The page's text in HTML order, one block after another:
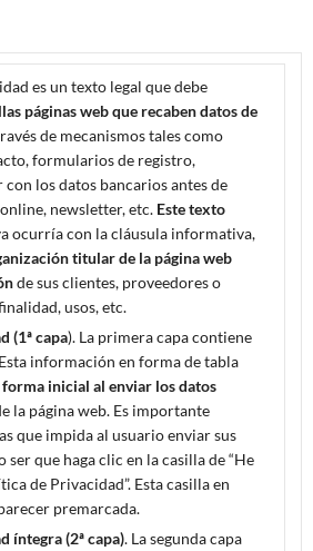
es un texto legal que debe
páginas web que recaben datos de
de mecanismos tales como
formularios de registro,
los datos bancarios antes de
newsletter, etc. Este texto
ocurría con la cláusula informativa,
titular de la página web
de sus clientes, proveedores o
usos, etc.
(1ª capa). La primera capa contiene
información en forma de tabla
inicial al enviar los datos
la página web. Es importante
que impida al usuario enviar sus
ser que haga clic en la casilla de “He
de Privacidad”. Esta casilla en
premarcada.
íntegra (2ª capa). La segunda capa